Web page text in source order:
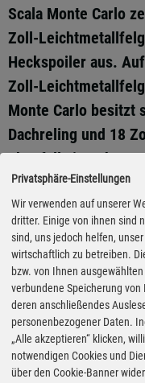
Scala Monte Carlo
Zoll-
Heckspoiler aus.
Zoll-
Monte Carlo besitzt
Dachreling und 18
ebenfalls in
Den Innenraum
Kopfstützen, ein
perforiertem Leder.
-handbremshebel
LED-
Edelstahldesign
sowie das
digitalem
Privatsphäre-Einstellungen
Wir verwenden auf unserer
dritter. Einige von ihnen sind
sind, uns jedoch helfen,
wirtschaftlich zu betreiben.
bzw. von Ihnen
verbundene Speicherung
deren anschließendes
personenbezogener Daten.
„Alle akzeptieren“ klicken,
notwendigen Cookies und
über den Cookie-Banner